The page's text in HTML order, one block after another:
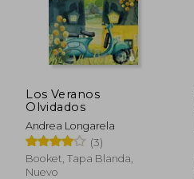
Los Veranos
Olvidados
Andrea Longarela
(3)
Booket, Tapa Blanda,
Nuevo